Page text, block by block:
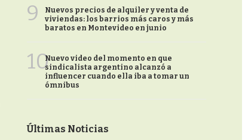
9
Nuevos precios de alquiler y venta de
viviendas: los barrios más caros y más
baratos en Montevideo en junio
10Nuevo video del momento en que
sindicalista argentino alcanzó a
influencer cuando ella iba a tomar un
ómnibus
Últimas Noticias